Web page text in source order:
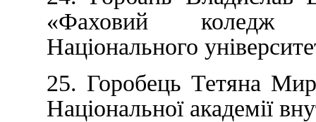
«Фаховий коледж
Національного
25. Горобець Тетяна
Національної академії